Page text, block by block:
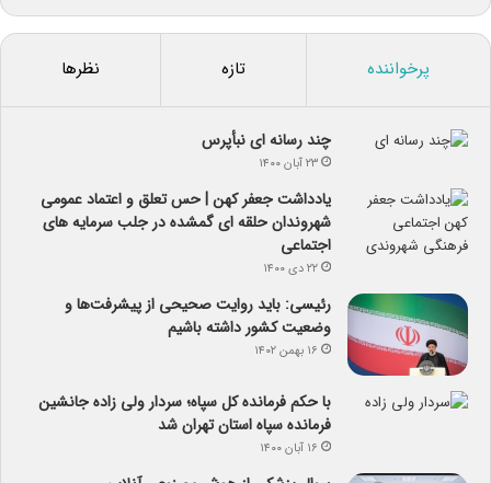
پرخواننده تازه نظرها
چند رسانه ای نبأپرس
۲۳ آبان ۱۴۰۰
یادداشت جعفر کهن | حس تعلق و اعتماد عمومی
شهروندان حلقه ای گمشده در جلب سرمایه های
اجتماعی
۲۲ دی ۱۴۰۰
رئیسی: باید روایت صحیحی از پیشرفت‌ها و
وضعیت کشور داشته باشیم
۱۶ بهمن ۱۴۰۲
با حکم فرمانده کل سپاه؛ سردار ولی زاده جانشین
فرمانده سپاه استان تهران شد
۱۶ آبان ۱۴۰۰